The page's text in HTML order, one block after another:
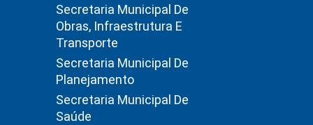
Secretaria Municipal De
Obras, Infraestrutura E
Transporte
Secretaria Municipal De
Planejamento
Secretaria Municipal De
Saúde